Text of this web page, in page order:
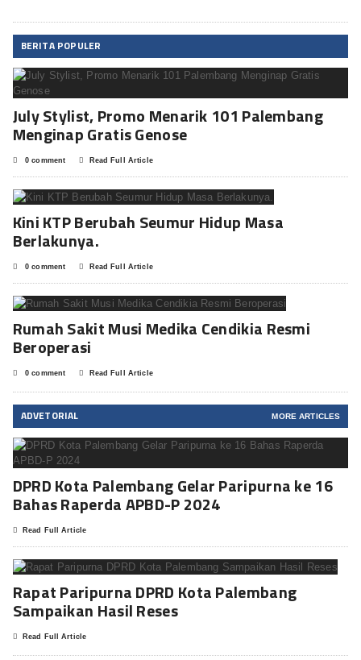
BERITA POPULER
July Stylist, Promo Menarik 101 Palembang
Menginap Gratis Genose
0 comment Read Full Article
Kini KTP Berubah Seumur Hidup Masa
Berlakunya.
0 comment Read Full Article
Rumah Sakit Musi Medika Cendikia Resmi
Beroperasi
0 comment Read Full Article
ADVETORIAL MORE ARTICLES
DPRD Kota Palembang Gelar Paripurna ke 16
Bahas Raperda APBD-P 2024
Read Full Article
Rapat Paripurna DPRD Kota Palembang
Sampaikan Hasil Reses
Read Full Article